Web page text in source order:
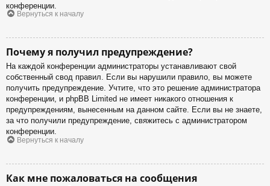
конференции.
Вернуться к началу
Почему я получил предупреждение?
На каждой конференции администраторы устанавливают свой
собственный свод правил. Если вы нарушили правило, вы можете
получить предупреждение. Учтите, что это решение администратора
конференции, и phpBB Limited не имеет никакого отношения к
предупреждениям, вынесенным на данном сайте. Если вы не знаете,
за что получили предупреждение, свяжитесь с администратором
конференции.
Вернуться к началу
Как мне пожаловаться на сообщения